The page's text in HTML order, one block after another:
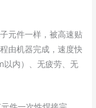
元件一样，被高速贴
由机器完成，速度快
以内）、无疲劳、无